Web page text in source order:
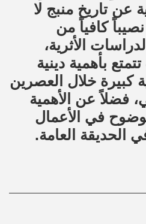
عن تاريخ منبج لا
كافياً من
الأثرية،
بأهمية دينية
كبيرة خلال العصرين
فضلاً عن الأهمية
بوضوح في الأعمال
الحديقة العامة.